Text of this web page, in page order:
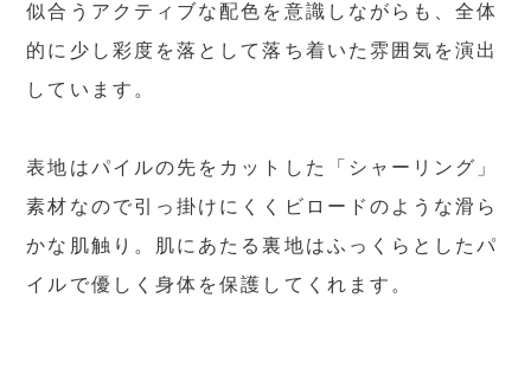
似合うアクティブな配色を意識しながらも、全体
的に少し彩度を落として落ち着いた雰囲気を演出
しています。
表地はパイルの先をカットした「シャーリング」
素材なので引っ掛けにくくビロードのような滑ら
かな肌触り。肌にあたる裏地はふっくらとしたパ
イルで優しく身体を保護してくれます。